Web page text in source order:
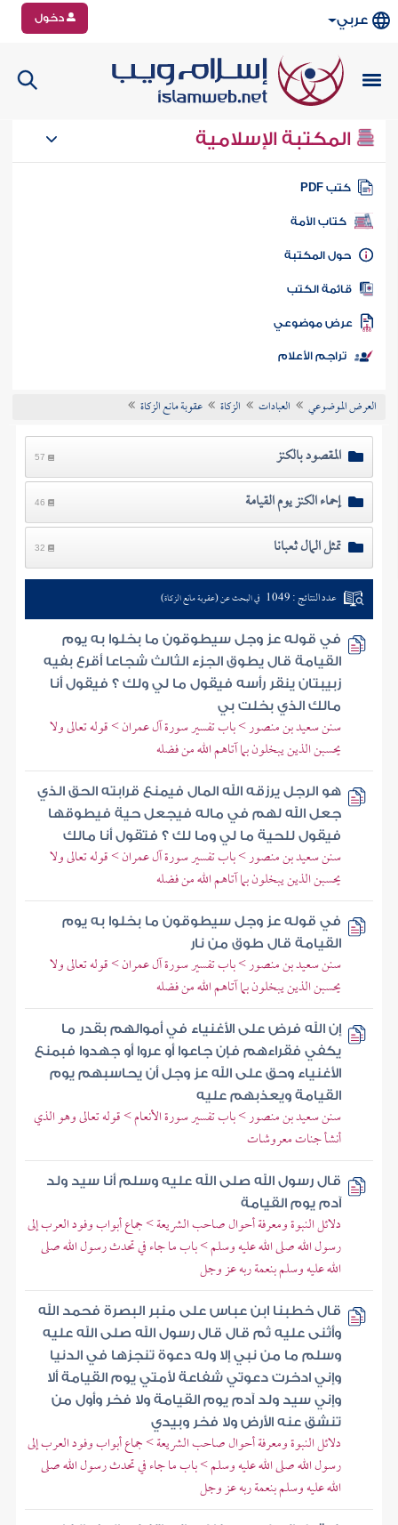
عربي دخول
المكتبة الإسلامية
كتب PDF
كتاب الأمة
المكتبة
الكتب
موضوعي
تراجم الأعلام
العرض الموضوعي العبادات الزكاة عقوبة مانع الزكاة
المقصود بالكنز 57
إحماء الكنز يوم القيامة 46
تمثل المال ثعبانا 32
عدد النتائج : 1049 في البحث عن (عقوبة مانع الزكاة)
في قوله عز وجل سيطوقون ما بخلوا به يوم
القيامة قال يطوق الجزء الثالث شجاعا أقرع بفيه
زبيبتان ينقر رأسه فيقول ما لي ولك ؟ فيقول أنا
مالك الذي بخلت بي
سنن سعيد بن منصور > باب تفسير سورة آل عمران > قوله تعالى ولا
يحسبن الذين يبخلون بما آتاهم الله من فضله
هو الرجل يرزقه الله المال فيمنع قرابته الحق الذي
جعل الله لهم في ماله فيجعل حية فيطوقها
فيقول للحية ما لي وما لك ؟ فتقول أنا مالك
سنن سعيد بن منصور > باب تفسير سورة آل عمران > قوله تعالى ولا
يحسبن الذين يبخلون بما آتاهم الله من فضله
في قوله عز وجل سيطوقون ما بخلوا به يوم
القيامة قال طوق من نار
سنن سعيد بن منصور > باب تفسير سورة آل عمران > قوله تعالى ولا
يحسبن الذين يبخلون بما آتاهم الله من فضله
إن الله فرض على الأغنياء في أموالهم بقدر ما
يكفي فقراءهم فإن جاعوا أو عروا أو جهدوا فبمنع
الأغنياء وحق على الله عز وجل أن يحاسبهم يوم
القيامة ويعذبهم عليه
سنن سعيد بن منصور > باب تفسير سورة الأنعام > قوله تعالى وهو الذي
أنشأ جنات معروشات
قال رسول الله صلى الله عليه وسلم أنا سيد ولد
آدم يوم القيامة
دلائل النبوة ومعرفة أحوال صاحب الشريعة > جماع أبواب وفود العرب إلى
رسول الله صلى الله عليه وسلم > باب ما جاء في تحدث رسول الله صلى
الله عليه وسلم بنعمة ربه عز وجل
قال خطبنا ابن عباس على منبر البصرة فحمد الله
وأثنى عليه ثم قال قال رسول الله صلى الله عليه
وسلم ما من نبي إلا وله دعوة تنجزها في الدنيا
وإني ادخرت دعوتي شفاعة لأمتي يوم القيامة ألا
وإني سيد ولد آدم يوم القيامة ولا فخر وأول من
تنشق عنه الأرض ولا فخر وبيدي
دلائل النبوة ومعرفة أحوال صاحب الشريعة > جماع أبواب وفود العرب إلى
رسول الله صلى الله عليه وسلم > باب ما جاء في تحدث رسول الله صلى
الله عليه وسلم بنعمة ربه عز وجل